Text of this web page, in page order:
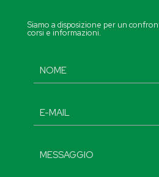
Siamo a disposizione per un
corsi e informazioni.